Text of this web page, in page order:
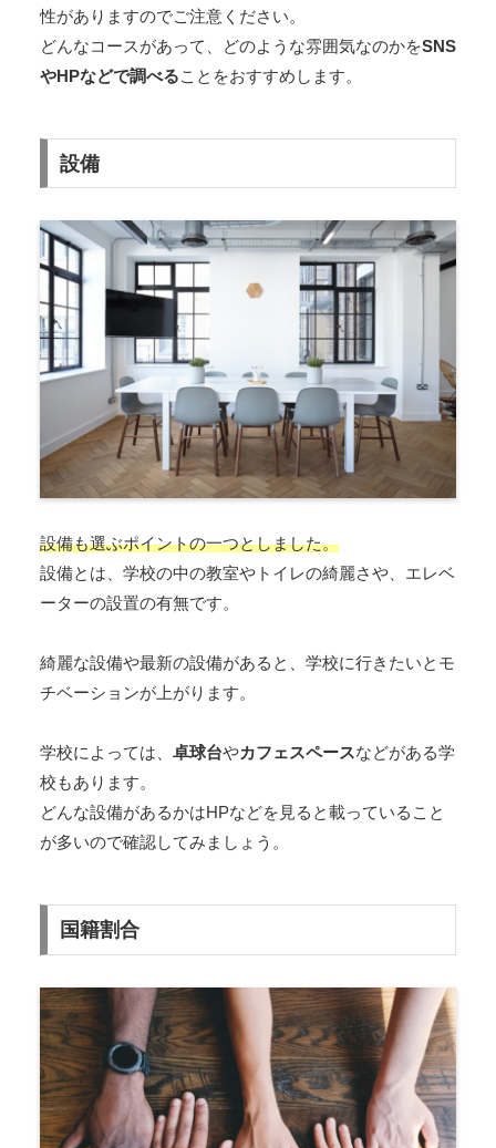
性がありますのでご注意ください。
どんなコースがあって、どのような雰囲気なのかをSNS
やHPなどで調べることをおすすめします。
設備
設備も選ぶポイントの一つとしました。
設備とは、学校の中の教室やトイレの綺麗さや、エレベ
ーターの設置の有無です。
綺麗な設備や最新の設備があると、学校に行きたいとモ
チベーションが上がります。
学校によっては、 卓球台やカフェスペースなどがある学
校もあります。
どんな設備があるかはHPなどを見ると載っていること
が多いので確認してみましょう。
国籍割合